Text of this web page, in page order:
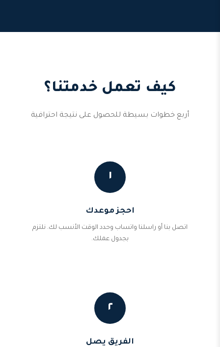
كيف تعمل خدمتنا؟
أربع خطوات بسيطة للحصول على نتيجة احترافية
١
احجز موعدك
اتصل بنا أو راسلنا واتساب وحدد الوقت الأنسب لك. نلتزم
بجدول عملك.
٢
الفريق يصل